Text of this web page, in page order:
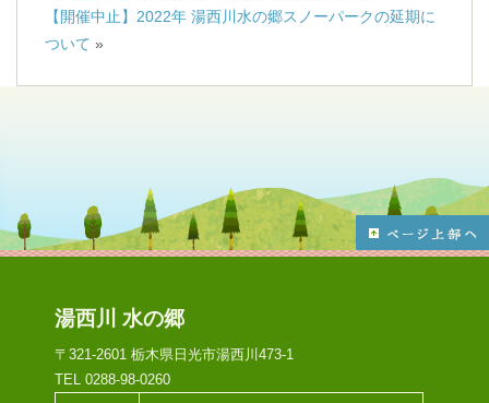
【開催中止】2022年 湯西川水の郷スノーパークの延期に
ついて »
湯西川 水の郷
〒321-2601 栃木県日光市湯西川473-1
TEL 0288-98-0260